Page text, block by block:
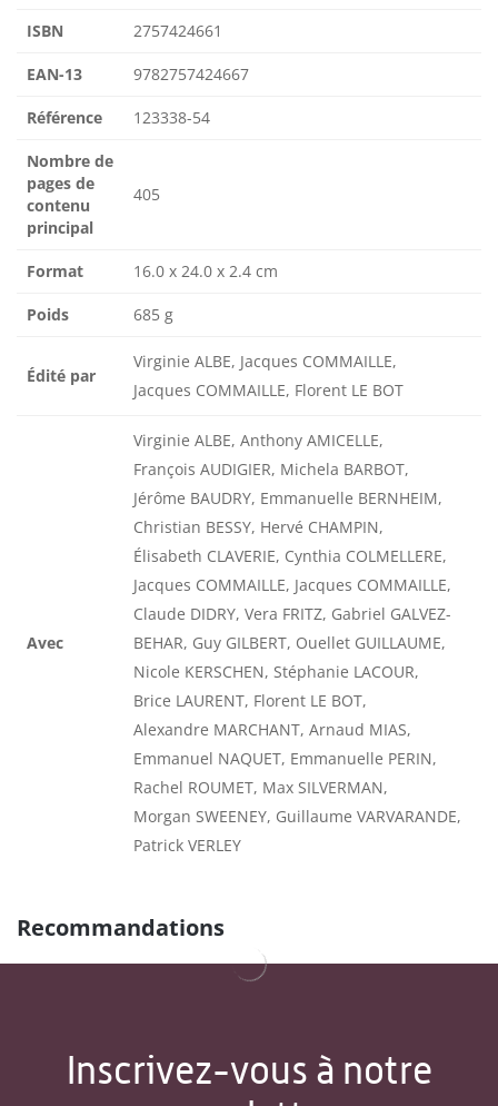
ISBN 2757424661
EAN-13 9782757424667
Référence 123338-54
Nombre de
pages de
contenu
principal
405
Format 16.0 x 24.0 x 2.4 cm
Poids 685 g
Édité par
Virginie ALBE, Jacques COMMAILLE,
Jacques COMMAILLE, Florent LE BOT
Avec
Virginie ALBE, Anthony AMICELLE,
François AUDIGIER, Michela BARBOT,
Jérôme BAUDRY, Emmanuelle BERNHEIM,
Christian BESSY, Hervé CHAMPIN,
Élisabeth CLAVERIE, Cynthia COLMELLERE,
Jacques COMMAILLE, Jacques COMMAILLE,
Claude DIDRY, Vera FRITZ, Gabriel GALVEZ-
BEHAR, Guy GILBERT, Ouellet GUILLAUME,
Nicole KERSCHEN, Stéphanie LACOUR,
Brice LAURENT, Florent LE BOT,
Alexandre MARCHANT, Arnaud MIAS,
Emmanuel NAQUET, Emmanuelle PERIN,
Rachel ROUMET, Max SILVERMAN,
Morgan SWEENEY, Guillaume VARVARANDE,
Patrick VERLEY
Recommandations
Inscrivez-vous à notre